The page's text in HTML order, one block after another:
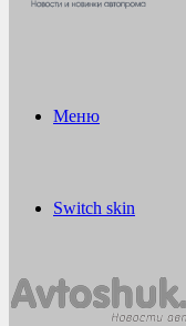
Меню
Switch skin